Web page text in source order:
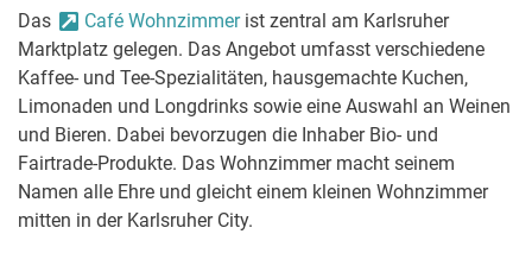
Das Café Wohnzimmerist zentral am Karlsruher
Marktplatz gelegen. Das Angebot umfasst verschiedene
Kaffee- und Tee-Spezialitäten, hausgemachte Kuchen,
Limonaden und Longdrinks sowie eine Auswahl an Weinen
und Bieren. Dabei bevorzugen die Inhaber Bio- und
Fairtrade-Produkte. Das Wohnzimmer macht seinem
Namen alle Ehre und gleicht einem kleinen Wohnzimmer
mitten in der Karlsruher City.